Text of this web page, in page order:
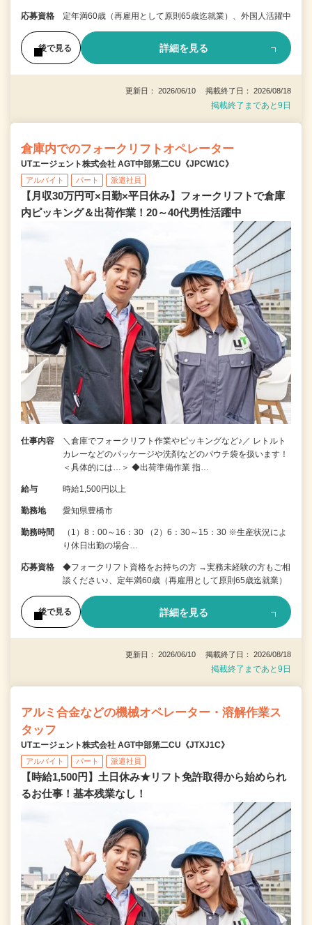
応募資格 定年満60歳（再雇用として原則65歳迄就業）、外国人活躍中
後で見る 詳細を見る
更新日： 2026/06/10 掲載終了日： 2026/08/18
掲載終了まであと9日
倉庫内でのフォークリフトオペレーター
UTエージェント株式会社 AGT中部第二CU《JPCW1C》
アルバイト パート 派遣社員
【月収30万円可×日勤×平日休み】フォークリフトで倉庫
内ピッキング＆出荷作業！20～40代男性活躍中
仕事内容
＼倉庫でフォークリフト作業やピッキングなど♪／ レトルト
カレーなどのパッケージや洗剤などのパウチ袋を扱います！
＜具体的には…＞ ◆出荷準備作業 指…
給与 時給1,500円以上
勤務地 愛知県豊橋市
勤務時間
（1）8：00～16：30 （2）6：30～15：30 ※生産状況によ
り休日出勤の場合…
応募資格
◆フォークリフト資格をお持ちの方 →実務未経験の方もご相
談ください♪、定年満60歳（再雇用として原則65歳迄就業）
後で見る 詳細を見る
更新日： 2026/06/10 掲載終了日： 2026/08/18
掲載終了まであと9日
アルミ合金などの機械オペレーター・溶解作業ス
タッフ
UTエージェント株式会社 AGT中部第二CU《JTXJ1C》
アルバイト パート 派遣社員
【時給1,500円】土日休み★リフト免許取得から始められ
るお仕事！基本残業なし！